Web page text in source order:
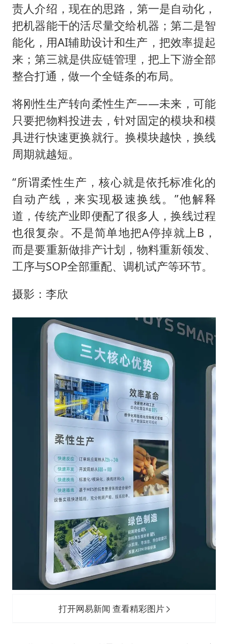
责人介绍，现在的思路，第一是自动化，
把机器能干的活尽量交给机器；第二是智
能化，用AI辅助设计和生产，把效率提起
来；第三就是供应链管理，把上下游全部
整合打通，做一个全链条的布局。
将刚性生产转向柔性生产——未来，可能
只要把物料投进去，针对固定的模块和模
具进行快速更换就行。换模块越快，换线
周期就越短。
“所谓柔性生产，核心就是依托标准化的
自动产线，来实现极速换线。”他解释
道，传统产业即便配了很多人，换线过程
也很复杂。不是简单地把A停掉就上B，
而是要重新做排产计划，物料重新领发、
工序与SOP全部重配、调机试产等环节。
摄影：李欣
打开网易新闻 查看精彩图片